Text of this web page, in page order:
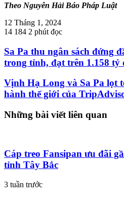
Theo Nguyễn Hải Báo Pháp Luật
12 Tháng 1, 2024
14 184 2 phút đọc
Sa Pa thu ngân sách đứng
trong tỉnh, đạt trên 1.158 tỷ
Vịnh Hạ Long và Sa Pa lọt
hành thế giới của
Những bài viết liên quan
Cáp treo Fansipan ưu đãi
tỉnh Tây Bắc
3 tuần trước